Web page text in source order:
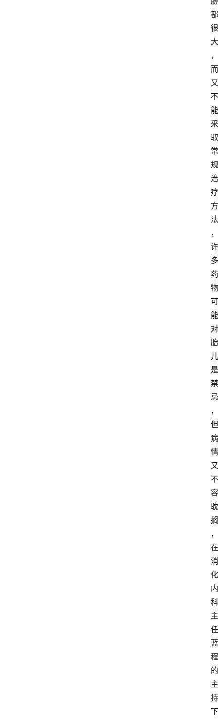
都
很
大
，
而
又
不
能
采
取
常
规
治
疗
方
法
，
许
多
药
物
可
能
对
胎
儿
是
禁
忌
，
但
病
情
又
不
容
耽
搁
，
在
消
化
内
科
主
任
蓝
程
的
主
持
下